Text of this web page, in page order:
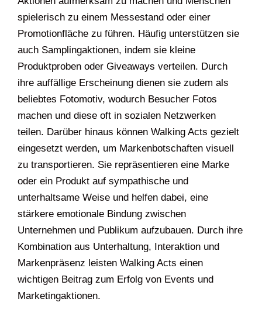
spielerisch zu einem Messestand oder einer
Promotionfläche zu führen. Häufig unterstützen sie
auch Samplingaktionen, indem sie kleine
Produktproben oder Giveaways verteilen. Durch
ihre auffällige Erscheinung dienen sie zudem als
beliebtes Fotomotiv, wodurch Besucher Fotos
machen und diese oft in sozialen Netzwerken
teilen. Darüber hinaus können Walking Acts gezielt
eingesetzt werden, um Markenbotschaften visuell
zu transportieren. Sie repräsentieren eine Marke
oder ein Produkt auf sympathische und
unterhaltsame Weise und helfen dabei, eine
stärkere emotionale Bindung zwischen
Unternehmen und Publikum aufzubauen. Durch ihre
Kombination aus Unterhaltung, Interaktion und
Markenpräsenz leisten Walking Acts einen
wichtigen Beitrag zum Erfolg von Events und
Marketingaktionen.